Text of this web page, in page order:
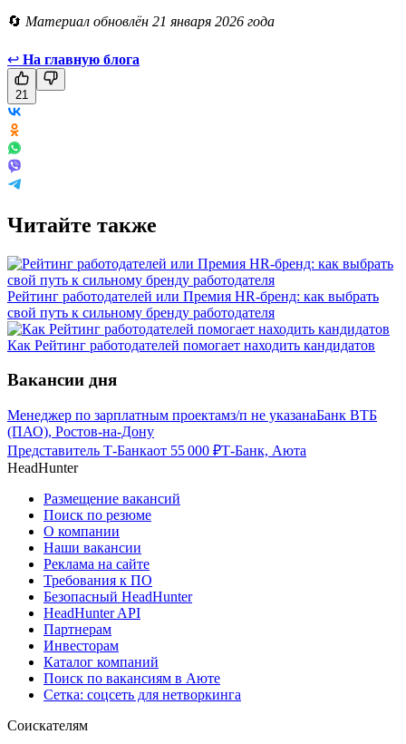
🔄 Материал обновлён 21 января 2026 года
↩ На главную блога
21
Читайте также
Рейтинг работодателей или Премия HR-бренд: как выбрать
свой путь к сильному бренду работодателя
Как Рейтинг работодателей помогает находить кандидатов
Вакансии дня
Менеджер по зарплатным проектамз/п не указанаБанк ВТБ
(ПАО), Ростов-на-Дону
Представитель Т-Банкаот 55 000 ₽Т-Банк, Аюта
HeadHunter
Размещение вакансий
Поиск по резюме
О компании
Наши вакансии
Реклама на сайте
Требования к ПО
Безопасный HeadHunter
HeadHunter API
Партнерам
Инвесторам
Каталог компаний
Поиск по вакансиям в Аюте
Сетка: соцсеть для нетворкинга
Соискателям